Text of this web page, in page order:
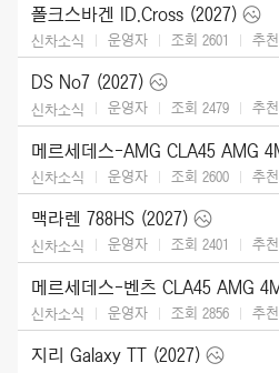
폴크스바겐 ID.Cross (2027)
신차소식 운영자 조회 2601 추천
DS No7 (2027)
신차소식 운영자 조회 2479 추천
신차소식 운영자 조회 2600 추천
맥라렌 788HS (2027)
신차소식 운영자 조회 2401 추천
신차소식 운영자 조회 2856 추천
지리 Galaxy TT (2027)